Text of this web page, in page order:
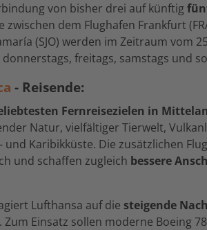
von bisher drei auf künftig
dem Flughafen Frankfurt
(SJO) werden im Zeitraum vom
freitags, samstags und
- Reisende:
Fernreisezielen in
Natur, vielfältiger Tierwelt,
Karibikküste. Die zusätzlichen
und schaffen zugleich bessere
Lufthansa auf die steigende
. Zum Einsatz sollen moderne Boeing